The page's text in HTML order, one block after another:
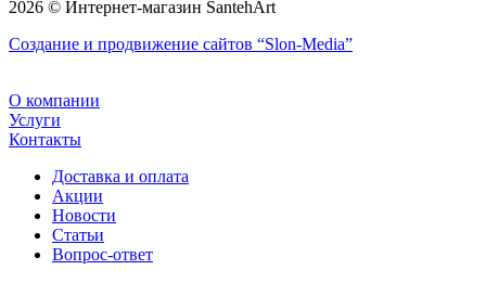
2026 © Интернет-магазин SantehArt
Создание и продвижение сайтов “Slon-Media”
О компании
Услуги
Контакты
Доставка и оплата
Акции
Новости
Статьи
Вопрос-ответ